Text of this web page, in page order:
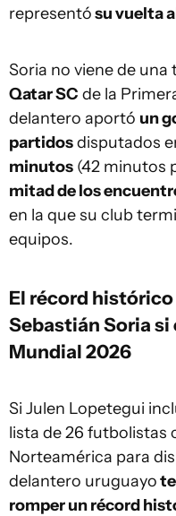
representósu vuelta
Soria no viene de
Qatar SC de la
delantero aportó un
partidosdisputados
minutos (42 minutos
mitad de los
en la que su club
equipos.
El récord
Sebastián Soria si
Mundial 2026
Si Julen Lopetegui
lista de 26 futbolistas
Norteamérica para
delantero uruguayo
romper un récord